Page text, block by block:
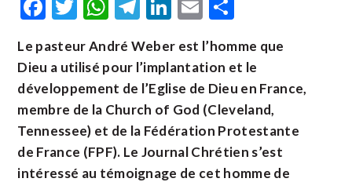
Facebook
Twitter
WhatsApp
Telegram
LinkedIn
Email
Le pasteur André Weber est l’homme que
Dieu a utilisé pour l’implantation et le
développement de l’Eglise de Dieu en France,
membre de la Church of God (Cleveland,
Tennessee) et de la Fédération Protestante
de France (FPF). Le Journal Chrétien s’est
intéressé au témoignage de cet homme de